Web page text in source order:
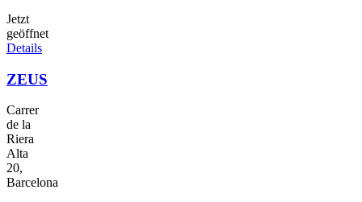
Jetzt
geöffnet
Details
ZEUS
Carrer
de la
Riera
Alta
20,
Barcelona